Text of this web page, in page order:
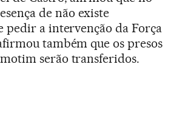
de não existe
pedir a intervenção da Força
também que os presos
serão transferidos.